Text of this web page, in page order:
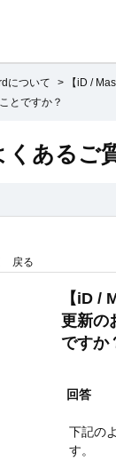
について >
【iD /
とですか？
くあるご
戻る
【iD /
更新の
ですか
回答
下記の
す。